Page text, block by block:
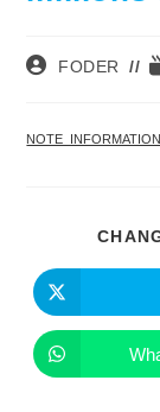
Auteur/autrice
publication :
FODER